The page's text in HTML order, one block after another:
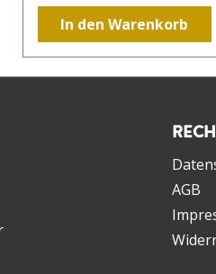
3cl Gin Botanica Crushed
dekorieren und
genießen! Gin - PINK: 15
Gin Botanica Crushed Ice
In den Warenkorb
AGB